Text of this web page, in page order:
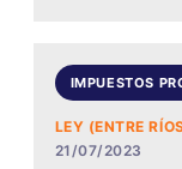
IMPUESTOS
LEY (ENTRE
21/07/2023